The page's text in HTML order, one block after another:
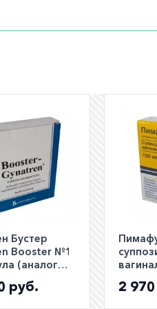
Его
Бустер
Booster №1
(аналог
руб. 2